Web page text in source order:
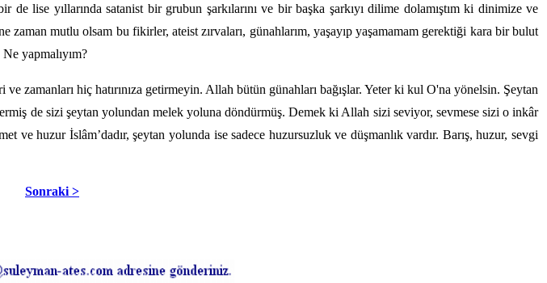
lise yıllarında satanist bir grubun şarkılarını ve bir başka şarkıyı dilime dolamıştım ki dinimize ve
mutlu olsam bu fikirler, ateist zırvaları, günahlarım, yaşayıp yaşamamam gerektiği kara bir bulut
yapmalıyım?
zamanları hiç hatırınıza getirmeyin. Allah bütün günahları bağışlar. Yeter ki kul O'na yönelsin. Şeytan
de sizi şeytan yolundan melek yoluna döndürmüş. Demek ki Allah sizi seviyor, sevmese sizi o inkâr
huzur İslâm’dadır, şeytan yolunda ise sadece huzursuzluk ve düşmanlık vardır. Barış, huzur, sevgi
Sonraki >